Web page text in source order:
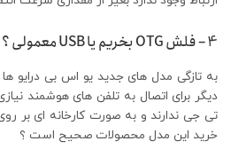
4 – فلش OTG بخریم یا USB معمولی ؟
به تازگی مدل های جدید یو اس بی درایو ها
تی جی ندارند و به صورت کارخانه ای بر
خرید این مدل محصولات صحیح است ؟